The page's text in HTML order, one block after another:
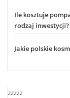
Ile kosztuje
rodzaj inwestycji?
Jakie polskie
zzzzz